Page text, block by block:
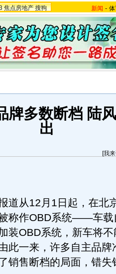
焦点房地产 搜狗 新闻 -
牌多数断档 陆
出
[我
从12月1日起，在北
称作OBD系统——车载
装OBD系统，新车将
此一来，许多自主品牌
销售断档的局面，错失